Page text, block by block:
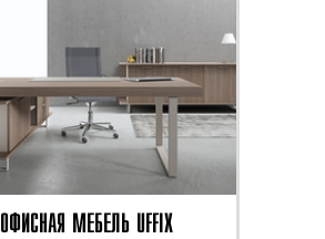
ОФИСНАЯ МЕБЕЛЬ UFFIX